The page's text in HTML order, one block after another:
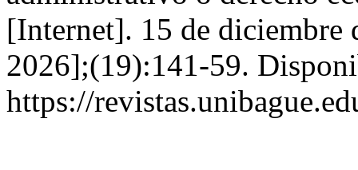
[Internet]. 15 de diciembre
2026];(19):141-59.
https://